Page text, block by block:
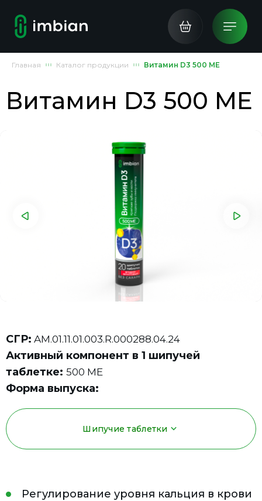
Главная Каталог продукции Витамин D3 500 МЕ
Витамин D3 500 МЕ
СГР: AM.01.11.01.003.R.000288.04.24
Активный компонент в 1 шипучей
таблетке: 500 МЕ
Форма выпуска:
Шипучие таблетки
Регулирование уровня кальция в крови